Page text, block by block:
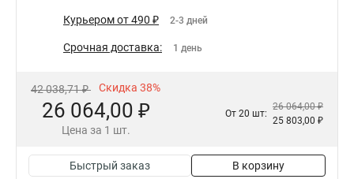
Курьером от 490 ₽ 2-3 дней
Срочная доставка: 1 день
42 038,71 ₽ Скидка 38%
26 064,00 ₽
Цена за 1 шт.
От 20 шт:
26 064,00 ₽
25 803,00 ₽
Быстрый заказ В корзину